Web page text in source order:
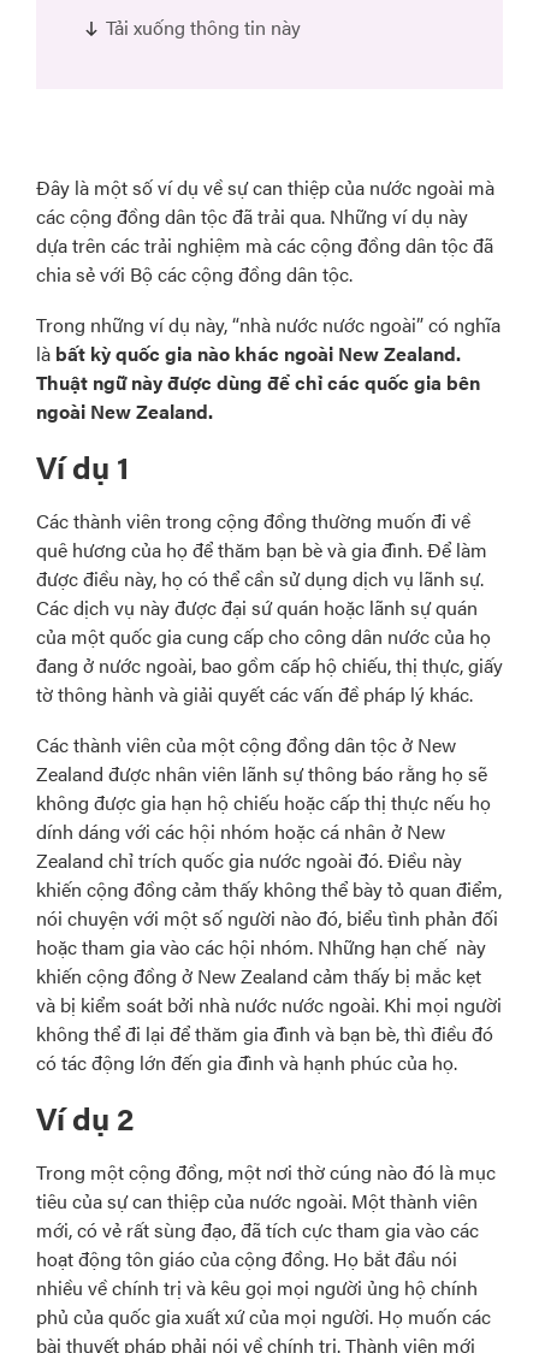
Tải xuống thông tin này
Đây là một số ví dụ về sự can thiệp của nước ngoài mà
các cộng đồng dân tộc đã trải qua. Những ví dụ này
dựa trên các trải nghiệm mà các cộng đồng dân tộc đã
chia sẻ với Bộ các cộng đồng dân tộc.
Trong những ví dụ này, “nhà nước nước ngoài” có nghĩa
là bất kỳ quốc gia nào khác ngoài New Zealand.
Thuật ngữ này được dùng để chỉ các quốc gia bên
ngoài New Zealand.
Ví dụ 1
Các thành viên trong cộng đồng thường muốn đi về
quê hương của họ để thăm bạn bè và gia đình. Để làm
được điều này, họ có thể cần sử dụng dịch vụ lãnh sự.
Các dịch vụ này được đại sứ quán hoặc lãnh sự quán
của một quốc gia cung cấp cho công dân nước của họ
đang ở nước ngoài, bao gồm cấp hộ chiếu, thị thực, giấy
tờ thông hành và giải quyết các vấn đề pháp lý khác.
Các thành viên của một cộng đồng dân tộc ở New
Zealand được nhân viên lãnh sự thông báo rằng họ sẽ
không được gia hạn hộ chiếu hoặc cấp thị thực nếu họ
dính dáng với các hội nhóm hoặc cá nhân ở New
Zealand chỉ trích quốc gia nước ngoài đó. Điều này
khiến cộng đồng cảm thấy không thể bày tỏ quan điểm,
nói chuyện với một số người nào đó, biểu tình phản đối
hoặc tham gia vào các hội nhóm. Những hạn chế này
khiến cộng đồng ở New Zealand cảm thấy bị mắc kẹt
và bị kiểm soát bởi nhà nước nước ngoài. Khi mọi người
không thể đi lại để thăm gia đình và bạn bè, thì điều đó
có tác động lớn đến gia đình và hạnh phúc của họ.
Ví dụ 2
Trong một cộng đồng, một nơi thờ cúng nào đó là mục
tiêu của sự can thiệp của nước ngoài. Một thành viên
mới, có vẻ rất sùng đạo, đã tích cực tham gia vào các
hoạt động tôn giáo của cộng đồng. Họ bắt đầu nói
nhiều về chính trị và kêu gọi mọi người ủng hộ chính
phủ của quốc gia xuất xứ của mọi người. Họ muốn các
bài thuyết pháp phải nói về chính trị. Thành viên mới